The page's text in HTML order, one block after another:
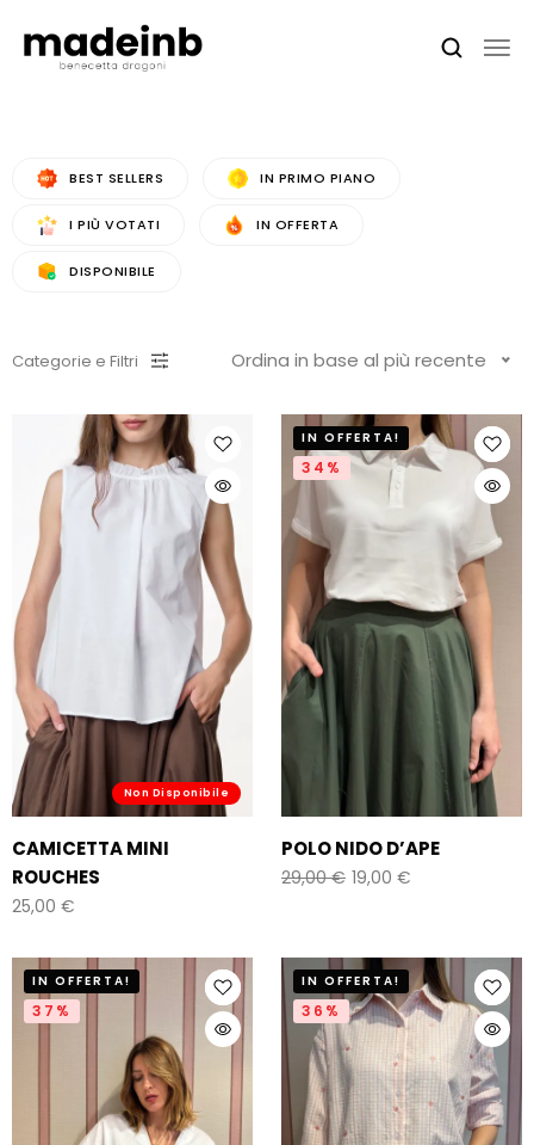
BEST SELLERS IN PRIMO PIANO
I PIÙ VOTATI IN OFFERTA
DISPONIBILE
Categorie e Filtri Ordina in base al più recente
Non Disponibile
CAMICETTA MINI
ROUCHES
25,00 €
IN OFFERTA!
34%
POLO NIDO D’APE
29,00€ 19,00 €
IN OFFERTA!
37%
IN OFFERTA!
36%